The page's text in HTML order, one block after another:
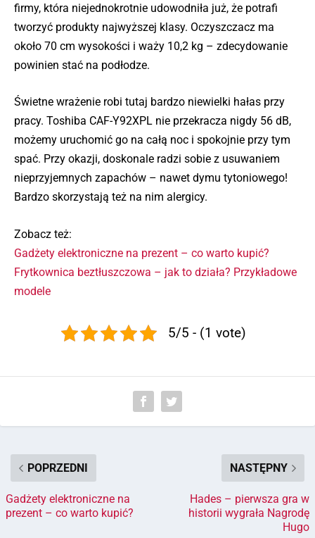
firmy, która niejednokrotnie udowodniła już, że potrafi
tworzyć produkty najwyższej klasy. Oczyszczacz ma
około 70 cm wysokości i waży 10,2 kg – zdecydowanie
powinien stać na podłodze.
Świetne wrażenie robi tutaj bardzo niewielki hałas przy
pracy. Toshiba CAF-Y92XPL nie przekracza nigdy 56 dB,
możemy uruchomić go na całą noc i spokojnie przy tym
spać. Przy okazji, doskonale radzi sobie z usuwaniem
nieprzyjemnych zapachów – nawet dymu tytoniowego!
Bardzo skorzystają też na nim alergicy.
Zobacz też:
Gadżety elektroniczne na prezent – co warto kupić?
Frytkownica beztłuszczowa – jak to działa? Przykładowe
modele
5/5 - (1 vote)
POPRZEDNI
Gadżety elektroniczne na
prezent – co warto kupić?
NASTĘPNY
Hades – pierwsza gra w
historii wygrała Nagrodę
Hugo